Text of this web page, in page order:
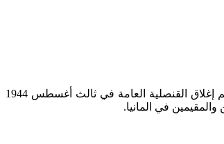
تم افتتاح مكتب التمثيل الدبلوماسي في برلين لأول مرة في 12 سبتمبر 1924، حيث بدأت كقنصلية ثم تطورت لتصبح قنصلية عامة في عام 1937. ومع ذلك، تم إغلاق القنصلية العامة في ثالث أغسطس 1944